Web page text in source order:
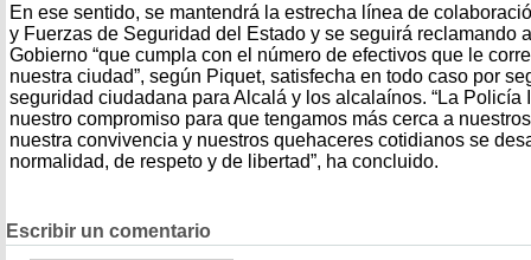
En ese sentido, se mantendrá la estrecha línea de
y Fuerzas de Seguridad del Estado y se seguirá reclamando
Gobierno “que cumpla con el número de efectivos que le
nuestra ciudad”, según Piquet, satisfecha en todo caso por
seguridad ciudadana para Alcalá y los alcalaínos. “La Policía
nuestro compromiso para que tengamos más cerca a
nuestra convivencia y nuestros quehaceres cotidianos se
normalidad, de respeto y de libertad”, ha concluido.
Escribir un comentario